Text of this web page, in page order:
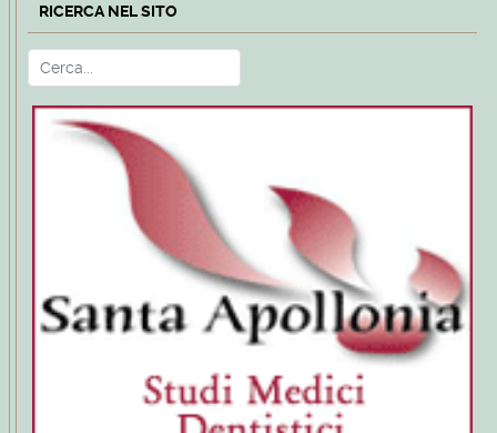
RICERCA NEL SITO
Cerca Type 2 or more characters for